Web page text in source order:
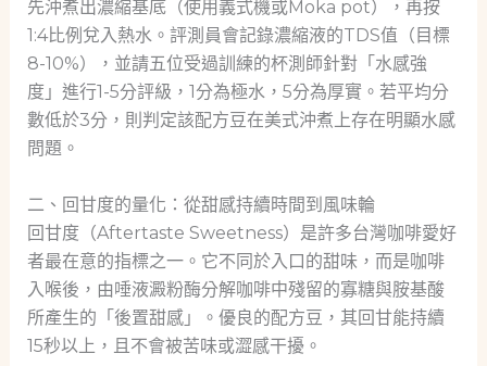
先沖煮出濃縮基底（使用義式機或Moka pot），再按
1:4比例兌入熱水。評測員會記錄濃縮液的TDS值（目標
8-10%），並請五位受過訓練的杯測師針對「水感強
度」進行1-5分評級，1分為極水，5分為厚實。若平均分
數低於3分，則判定該配方豆在美式沖煮上存在明顯水感
問題。
二、回甘度的量化：從甜感持續時間到風味輪
回甘度（Aftertaste Sweetness）是許多台灣咖啡愛好
者最在意的指標之一。它不同於入口的甜味，而是咖啡
入喉後，由唾液澱粉酶分解咖啡中殘留的寡糖與胺基酸
所產生的「後置甜感」。優良的配方豆，其回甘能持續
15秒以上，且不會被苦味或澀感干擾。